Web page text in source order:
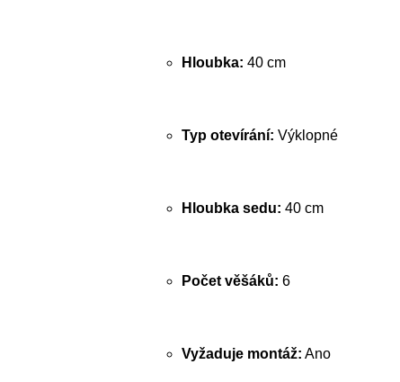
Hloubka: 40 cm
Typ otevírání: Výklopné
Hloubka sedu: 40 cm
Počet věšáků: 6
Vyžaduje montáž: Ano